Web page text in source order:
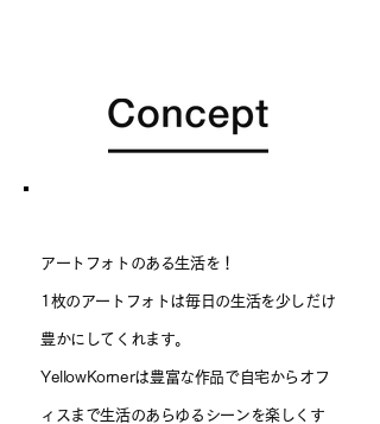
アートフォトのある生活を！
1枚のアートフォトは毎日の生活を少しだけ
豊かにしてくれます。
YellowKornerは豊富な作品で自宅からオフ
ィスまで生活のあらゆるシーンを楽しくす